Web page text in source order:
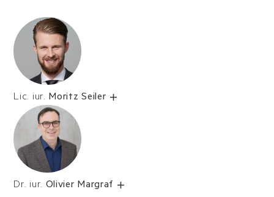
Lic. iur. Moritz Seiler
Dr. iur. Olivier Margraf